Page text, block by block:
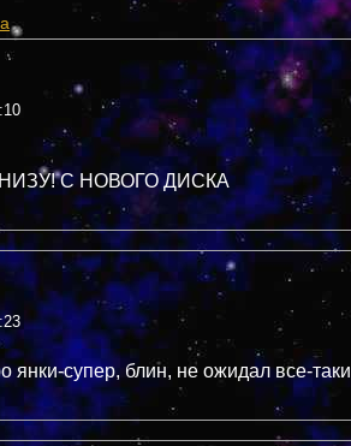
С НОВОГО ДИСКА
янки-супер, блин, не ожидал все-таки